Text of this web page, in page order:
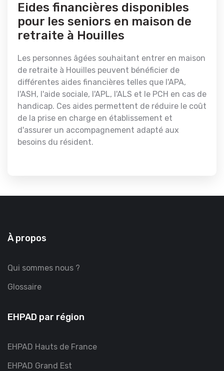
Eides financières disponibles
pour les seniors en maison de
retraite à Houilles
Les personnes âgées souhaitant entrer en maison
de retraite à Houilles peuvent bénéficier de
différentes aides financières telles que l'APA,
l'ASH, l'aide sociale, l'APL, l'ALS et le PCH en cas de
handicap. Ces aides permettent de réduire le coût
de la prise en charge en établissement et
d'assurer un accompagnement adapté aux
besoins du résident.
À propos
Qui sommes nous ?
Glossaire
EHPAD par région
EHPAD Hauts de France
EHPAD Grand Est